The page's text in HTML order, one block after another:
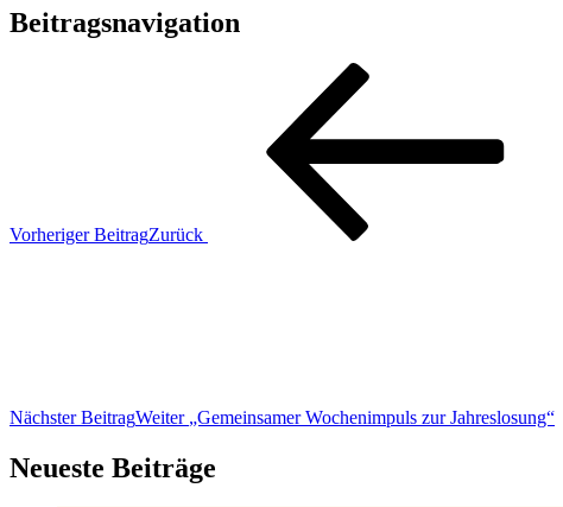
Beitragsnavigation
Vorheriger BeitragZurück
Nächster BeitragWeiter „Gemeinsamer Wochenimpuls zur Jahreslosung“
Neueste Beiträge